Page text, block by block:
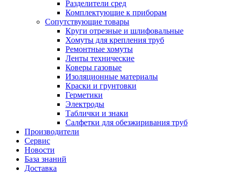
Разделители сред
Комплектующие к приборам
Сопутствующие товары
Круги отрезные и шлифовальные
Хомуты для крепления труб
Ремонтные хомуты
Ленты технические
Коверы газовые
Изоляционные материалы
Краски и грунтовки
Герметики
Электроды
Таблички и знаки
Салфетки для обезжиривания труб
Производители
Сервис
Новости
База знаний
Доставка